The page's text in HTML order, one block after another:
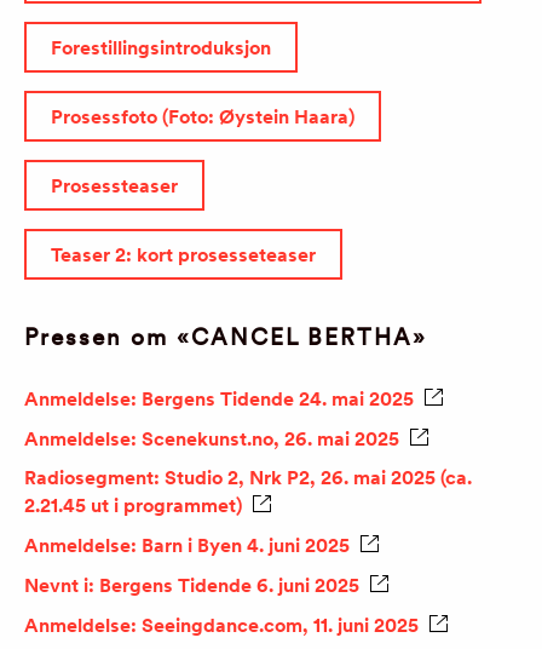
Forestillingsintroduksjon
Prosessfoto (Foto: Øystein Haara)
Prosessteaser
Teaser 2: kort prosesseteaser
Pressen om «CANCEL BERTHA»
Anmeldelse: Bergens Tidende 24. mai 2025
Anmeldelse: Scenekunst.no, 26. mai 2025
Radiosegment: Studio 2, Nrk P2, 26. mai 2025 (ca.
2.21.45 ut i programmet)
Anmeldelse: Barn i Byen 4. juni 2025
Nevnt i: Bergens Tidende 6. juni 2025
Anmeldelse: Seeingdance.com, 11. juni 2025